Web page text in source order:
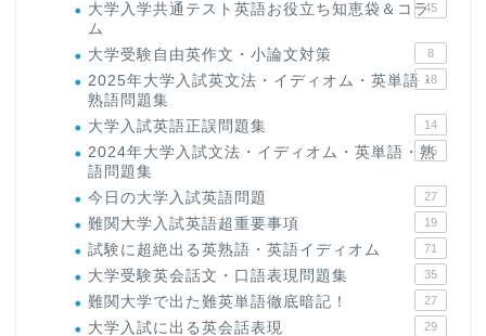
大学入学共通テスト英語お役立ち知恵袋＆コラ
ム
45
大学受験自由英作文・小論文対策 8
2025年大学入試英文法・イディオム・英単語・
熟語問題集
18
大学入試英語正誤問題集 14
2024年大学入試文法・イディオム・英単語・熟
語問題集
15
今日の大学入試英語問題 27
難関大学入試英語超重要事項 19
試験に超絶出る英熟語・英語イディオム 71
大学受験英会話文・口語表現問題集 35
難関大学で出た難英単語徹底暗記！ 27
大学入試に出る英会話表現 29